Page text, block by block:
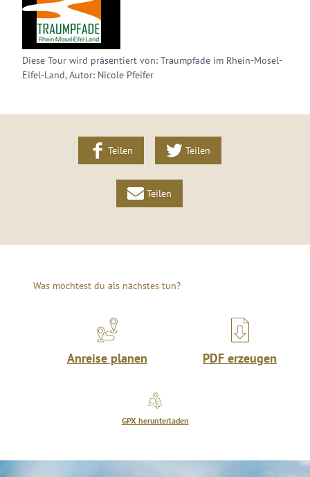
Diese Tour wird präsentiert von: Traumpfade im Rhein-Mosel-
Eifel-Land, Autor: Nicole Pfeifer
Teilen Teilen
Teilen
Was möchtest du als nächstes tun?
Anreise planen PDF erzeugen
GPX herunterladen